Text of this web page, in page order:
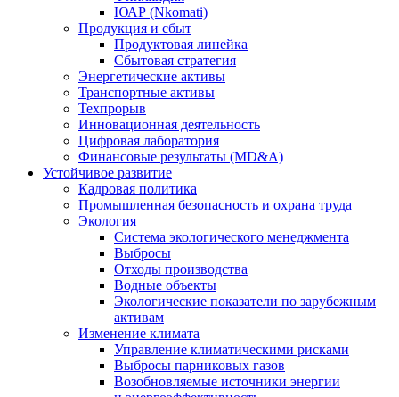
ЮАР (Nkomati)
Продукция и сбыт
Продуктовая линейка
Сбытовая стратегия
Энергетические активы
Транспортные активы
Техпрорыв
Инновационная деятельность
Цифровая лаборатория
Финансовые результаты (MD&A)
Устойчивое развитие
Кадровая политика
Промышленная безопасность и охрана труда
Экология
Система экологического менеджмента
Выбросы
Отходы производства
Водные объекты
Экологические показатели по зарубежным
активам
Изменение климата
Управление климатическими рисками
Выбросы парниковых газов
Возобновляемые источники энергии